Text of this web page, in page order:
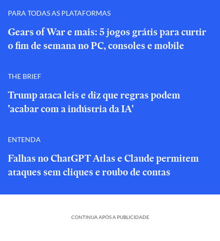
PARA TODAS AS PLATAFORMAS
Gears of War e mais: 5 jogos grátis para curtir
o fim de semana no PC, consoles e mobile
THE BRIEF
Trump ataca leis e diz que regras podem
'acabar com a indústria da IA'
ENTENDA
Falhas no ChatGPT Atlas e Claude permitem
ataques sem cliques e roubo de contas
CONTINUA APÓS A PUBLICIDADE